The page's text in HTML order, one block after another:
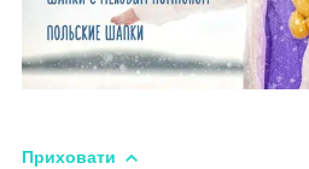
Приховати